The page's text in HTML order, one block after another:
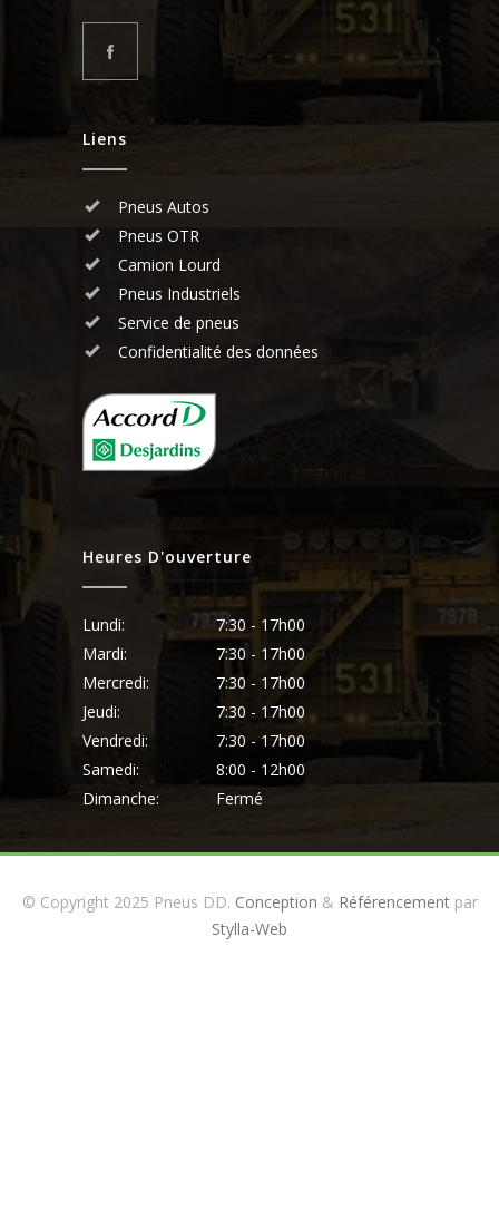
Liens
Pneus Autos
Pneus OTR
Camion Lourd
Pneus Industriels
Service de pneus
Confidentialité des données
Heures D'ouverture
Lundi:
7:30 - 17h00
Mardi:
7:30 - 17h00
Mercredi:
7:30 - 17h00
Jeudi:
7:30 - 17h00
Vendredi:
7:30 - 17h00
Samedi:
8:00 - 12h00
Dimanche:
Fermé
© Copyright 2025 Pneus DD. Conception & Référencementpar
Stylla-Web